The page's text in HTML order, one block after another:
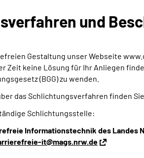
und
Gestaltung unser Webseite
Zeit keine Lösung für Ihr Anliegen
(BGG) zu wenden.
das Schlichtungsverfahren finden
Schlichtungsstelle:
Informationstechnik des Landes
it@mags.nrw.de